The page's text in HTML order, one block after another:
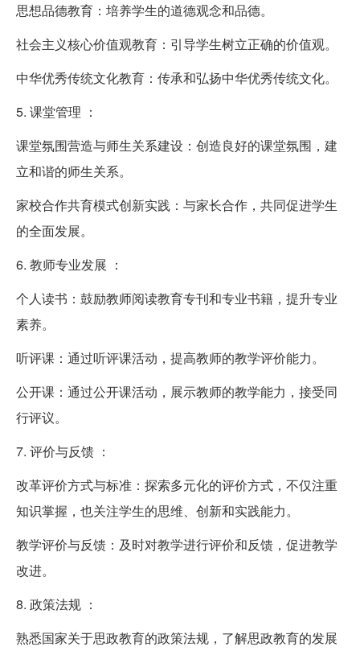
思想品德教育：培养学生的道德观念和品德。
社会主义核心价值观教育：引导学生树立正确的价值观。
中华优秀传统文化教育：传承和弘扬中华优秀传统文化。
5. 课堂管理 ：
课堂氛围营造与师生关系建设：创造良好的课堂氛围，建
立和谐的师生关系。
家校合作共育模式创新实践：与家长合作，共同促进学生
的全面发展。
6. 教师专业发展 ：
个人读书：鼓励教师阅读教育专刊和专业书籍，提升专业
素养。
听评课：通过听评课活动，提高教师的教学评价能力。
公开课：通过公开课活动，展示教师的教学能力，接受同
行评议。
7. 评价与反馈 ：
改革评价方式与标准：探索多元化的评价方式，不仅注重
知识掌握，也关注学生的思维、创新和实践能力。
教学评价与反馈：及时对教学进行评价和反馈，促进教学
改进。
8. 政策法规 ：
熟悉国家关于思政教育的政策法规，了解思政教育的发展